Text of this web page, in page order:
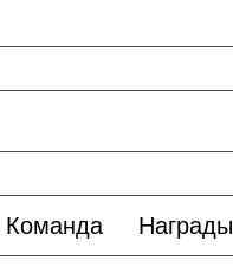
Команда Награды